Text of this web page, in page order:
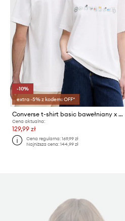
-10%
extra -5% z kodem: OFF*
Converse t-shirt basic bawełniany x HELLO KITTY
Cena aktualna:
129,99 zł
Cena regularna:169,99 zł
Najniższa cena:144,99 zł